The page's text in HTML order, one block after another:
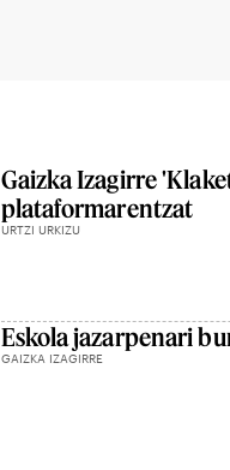
Gaizka Izagirre
plataformarentzat
URTZI URKIZU
Eskola jazarpenari
GAIZKA IZAGIRRE